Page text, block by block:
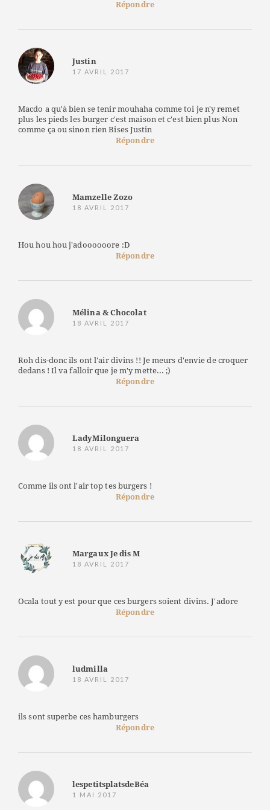
Répondre
Justin
17 AVRIL 2017
Macdo a qu'à bien se tenir mouhaha comme toi je n'y remet
plus les pieds les burger c'est maison et c'est bien plus Non
comme ça ou sinon rien Bises Justin
Répondre
Mamzelle Zozo
18 AVRIL 2017
Hou hou hou j'adoooooore :D
Répondre
Mélina & Chocolat
18 AVRIL 2017
Roh dis-donc ils ont l'air divins !! Je meurs d'envie de croquer
dedans ! Il va falloir que je m'y mette... ;)
Répondre
LadyMilonguera
18 AVRIL 2017
Comme ils ont l'air top tes burgers !
Répondre
Margaux Je dis M
18 AVRIL 2017
Ocala tout y est pour que ces burgers soient divins. J'adore
Répondre
ludmilla
18 AVRIL 2017
ils sont superbe ces hamburgers
Répondre
lespetitsplatsdeBéa
1 MAI 2017